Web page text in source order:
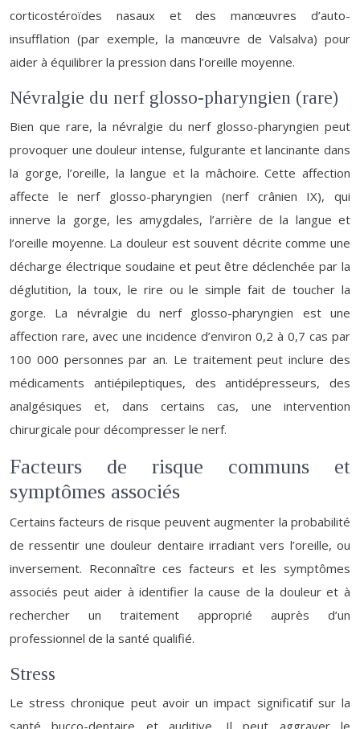
corticostéroïdes nasaux et des manœuvres d’auto-
insufflation (par exemple, la manœuvre de Valsalva) pour
aider à équilibrer la pression dans l’oreille moyenne.
Névralgie du nerf glosso-pharyngien (rare)
Bien que rare, la névralgie du nerf glosso-pharyngien peut
provoquer une douleur intense, fulgurante et lancinante dans
la gorge, l’oreille, la langue et la mâchoire. Cette affection
affecte le nerf glosso-pharyngien (nerf crânien IX), qui
innerve la gorge, les amygdales, l’arrière de la langue et
l’oreille moyenne. La douleur est souvent décrite comme une
décharge électrique soudaine et peut être déclenchée par la
déglutition, la toux, le rire ou le simple fait de toucher la
gorge. La névralgie du nerf glosso-pharyngien est une
affection rare, avec une incidence d’environ 0,2 à 0,7 cas par
100 000 personnes par an. Le traitement peut inclure des
médicaments antiépileptiques, des antidépresseurs, des
analgésiques et, dans certains cas, une intervention
chirurgicale pour décompresser le nerf.
Facteurs de risque communs et
symptômes associés
Certains facteurs de risque peuvent augmenter la probabilité
de ressentir une douleur dentaire irradiant vers l’oreille, ou
inversement. Reconnaître ces facteurs et les symptômes
associés peut aider à identifier la cause de la douleur et à
rechercher un traitement approprié auprès d’un
professionnel de la santé qualifié.
Stress
Le stress chronique peut avoir un impact significatif sur la
santé bucco-dentaire et auditive. Il peut aggraver le